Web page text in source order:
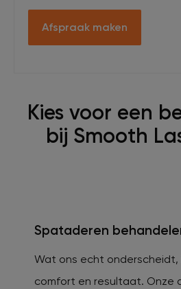
Afspraak maken
Kies voor een
bij Smooth
Spataderen
Wat ons echt onderscheidt,
comfort en resultaat. Onze